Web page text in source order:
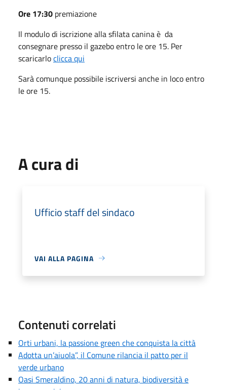
Ore 17:30 premiazione
Il modulo di iscrizione alla sfilata canina è da
consegnare presso il gazebo entro le ore 15. Per
scaricarloclicca qui
Sarà comunque possibile iscriversi anche in loco entro
le ore 15.
A cura di
Ufficio staff del sindaco
VAI ALLA PAGINA
Contenuti correlati
Orti urbani, la passione green che conquista la città
Adotta un’aiuola”, il Comune rilancia il patto per il
verde urbano
Oasi Smeraldino, 20 anni di natura, biodiversità e